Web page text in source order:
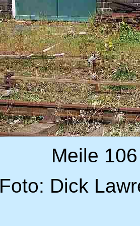
Meile
Foto: Dick